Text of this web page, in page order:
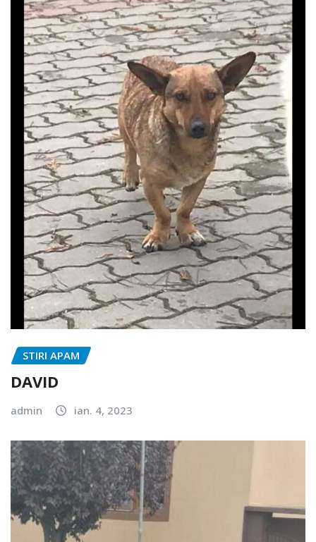
STIRI APAM
DAVID
admin ian. 4, 2023